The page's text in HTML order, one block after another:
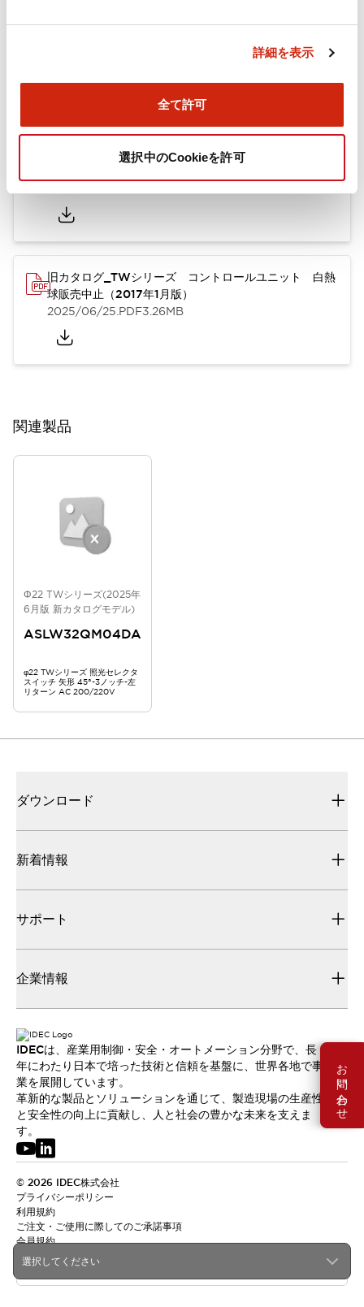
詳細を表示
全て許可
選択中のCookieを許可
お問い合わせ
旧カタログ_TWシリーズ コントロールユニット（201
旧カタログ_TWシリーズ コントロールユニット 白熱
球販売中止（2017年1月版）
2025/06/25.PDF3.26MB
関連製品
Φ22 TWシリーズ(2025年
6月版 新カタログモデル)
ASLW32QM04DA
φ22 TWシリーズ 照光セレクタ
スイッチ 矢形 45°-3ノッチ-左
リターン AC 200/220V
選択してください
ダウンロード
新着情報
サポート
企業情報
IDECは、産業用制御・安全・オートメーション分野で、長
年にわたり日本で培った技術と信頼を基盤に、世界各地で事
業を展開しています。
革新的な製品とソリューションを通じて、製造現場の生産性
と安全性の向上に貢献し、人と社会の豊かな未来を支えま
す。
© 2026 IDEC株式会社
プライバシーポリシー
利用規約
ご注文・ご使用に際してのご承諾事項
会員規約
日本